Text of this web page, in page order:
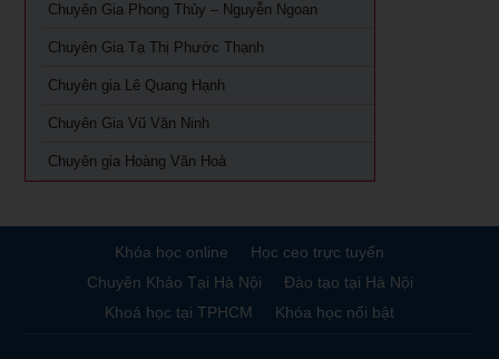
Chuyên Gia Phong Thủy – Nguyễn Ngoan
Chuyên Gia Tạ Thị Phước Thạnh
Chuyên gia Lê Quang Hạnh
Chuyên Gia Vũ Văn Ninh
Chuyên gia Hoàng Văn Hoà
Khóa học online
Học ceo trực tuyến
Chuyên Khảo Tại Hà Nội
Đào tạo tại Hà Nội
Khoá học tại TPHCM
Khóa học nổi bật